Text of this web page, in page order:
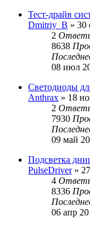
Тест-драйв
Dmitriy_B » 30
2
8638
08 июл
Светодиоды
Anthrax » 18
2
7930
09 май
Подсветка
PulseDriver»
4
8336
06 апр